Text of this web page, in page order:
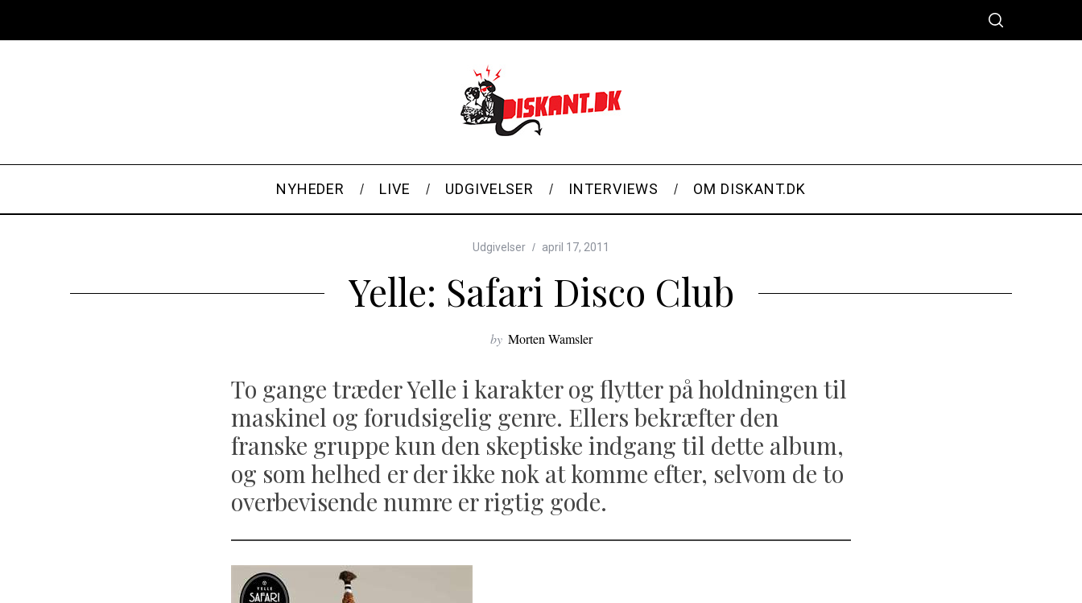
NYHEDER LIVE UDGIVELSER INTERVIEWS OM DISKANT.DK
Udgivelser april 17, 2011
Yelle: Safari Disco Club
by Morten Wamsler
To gange træder Yelle i karakter og flytter på holdningen til
maskinel og forudsigelig genre. Ellers bekræfter den
franske gruppe kun den skeptiske indgang til dette album,
og som helhed er der ikke nok at komme efter, selvom de to
overbevisende numre er rigtig gode.